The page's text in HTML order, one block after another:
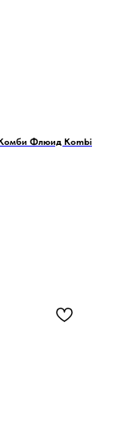
Комби Флюид Kombi